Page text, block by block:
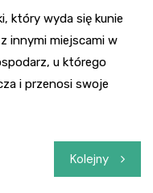
który wyda się kunie
innymi miejscami w
u którego
i przenosi swoje
Kolejny